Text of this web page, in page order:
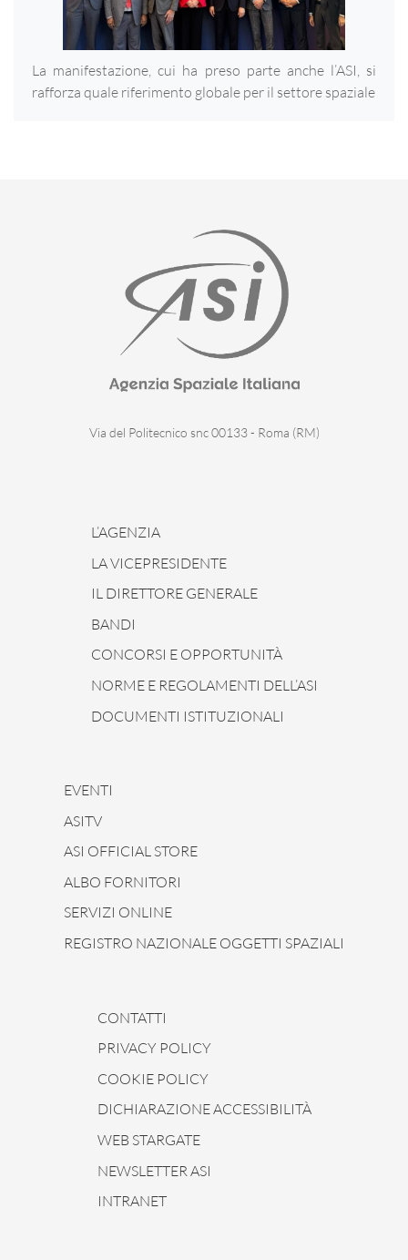
La manifestazione, cui ha preso parte anche l’ASI, si
rafforza quale riferimento globale per il settore spaziale
Via del Politecnico snc 00133 - Roma (RM)
L’AGENZIA
LA VICEPRESIDENTE
IL DIRETTORE GENERALE
BANDI
CONCORSI E OPPORTUNITÀ
NORME E REGOLAMENTI DELL’ASI
DOCUMENTI ISTITUZIONALI
EVENTI
ASITV
ASI OFFICIAL STORE
ALBO FORNITORI
SERVIZI ONLINE
REGISTRO NAZIONALE OGGETTI SPAZIALI
CONTATTI
PRIVACY POLICY
COOKIE POLICY
DICHIARAZIONE ACCESSIBILITÀ
WEB STARGATE
NEWSLETTER ASI
INTRANET